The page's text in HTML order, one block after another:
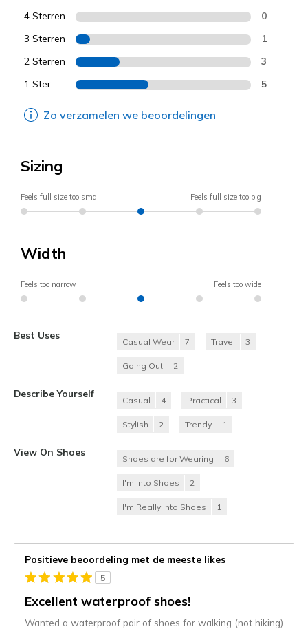
4 Sterren 0
3 Sterren 1
2 Sterren 3
1 Ster 5
Zo verzamelen we beoordelingen
Sizing
Feels full size too small Feels full size too big
Width
Feels too narrow Feels too wide
Best Uses
Casual Wear 7 Travel 3
Going Out 2
Describe Yourself
Casual 4 Practical 3
Stylish 2 Trendy 1
View On Shoes
Shoes are for Wearing 6
I'm Into Shoes 2
I'm Really Into Shoes 1
Positieve beoordeling met de meeste likes
5
Excellent waterproof shoes!
Wanted a waterproof pair of shoes for walking (not hiking)